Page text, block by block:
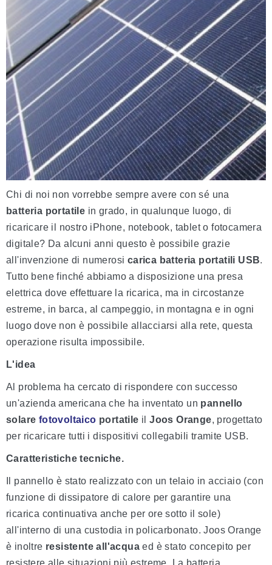
Chi di noi non vorrebbe sempre avere con sé una
batteria portatile in grado, in qualunque luogo, di
ricaricare il nostro iPhone, notebook, tablet o fotocamera
digitale? Da alcuni anni questo è possibile grazie
all'invenzione di numerosi carica batteria portatili USB.
Tutto bene finché abbiamo a disposizione una presa
elettrica dove effettuare la ricarica, ma in circostanze
estreme, in barca, al campeggio, in montagna e in ogni
luogo dove non è possibile allacciarsi alla rete, questa
operazione risulta impossibile.
L'idea
Al problema ha cercato di rispondere con successo
un'azienda americana che ha inventato un pannello
solare fotovoltaico portatile ilJoos Orange, progettato
per ricaricare tutti i dispositivi collegabili tramite USB.
Caratteristiche tecniche.
Il pannello è stato realizzato con un telaio in acciaio (con
funzione di dissipatore di calore per garantire una
ricarica continuativa anche per ore sotto il sole)
all'interno di una custodia in policarbonato. Joos Orange
è inoltre resistente all'acqua ed è stato concepito per
resistere alle situazioni più estreme. La batteria